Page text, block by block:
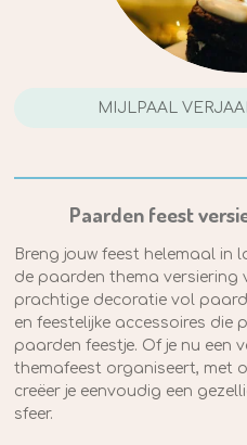
MIJLPAAL
Paarden feest
Breng jouw feest helemaal in
de paarden thema versiering
prachtige decoratie vol
en feestelijke accessoires die
paarden feestje. Of je nu een
themafeest organiseert, met
creëer je eenvoudig een
sfeer.